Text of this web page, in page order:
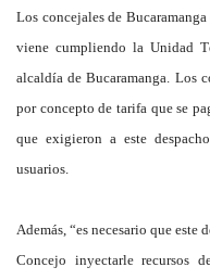
Los concejales de
viene cumpliendo la Unidad
alcaldía de Bucaramanga. Los
por concepto de tarifa que se
que exigieron a este
usuarios.
Además, “es necesario que
Concejo inyectarle recursos